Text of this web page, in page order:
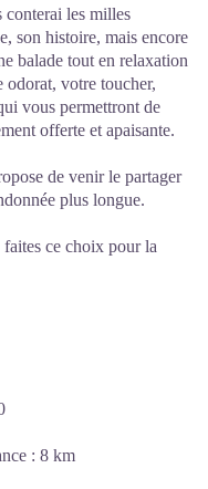
conterai les milles
son histoire, mais encore
balade tout en relaxation
odorat, votre toucher,
vous permettront de
offerte et apaisante.
de venir le partager
plus longue.
faites ce choix pour la
: 8 km